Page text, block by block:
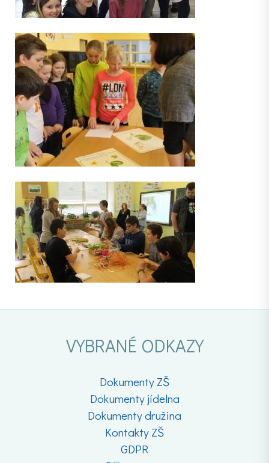
VYBRANÉ ODKAZY
Dokumenty ZŠ
Dokumenty jídelna
Dokumenty družina
Kontakty ZŠ
GDPR